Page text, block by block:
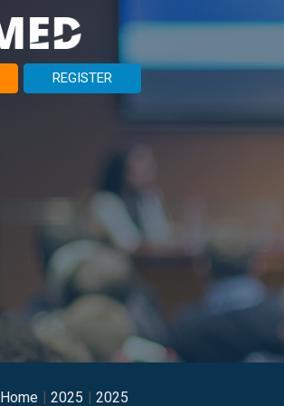
REGISTER
Home 2025 2025